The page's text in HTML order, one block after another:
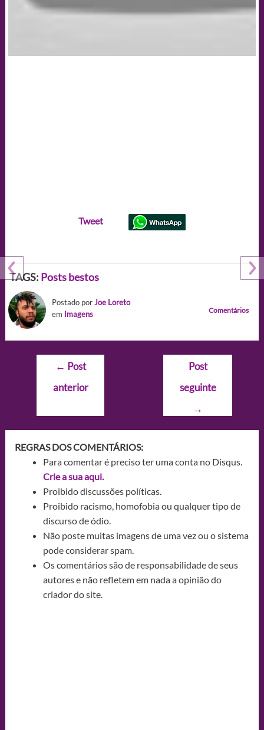
Tweet
TAGS: Posts bestos
Postado porJoe Loreto
em Imagens Comentários
Navegação
Post
← Post
anterior
Post
seguinte
→
REGRAS DOS COMENTÁRIOS:
Para comentar é preciso ter uma conta no Disqus.
Crie a sua aqui.
Proibido discussões políticas.
Proibido racismo, homofobia ou qualquer tipo de
discurso de ódio.
Não poste muitas imagens de uma vez ou o sistema
pode considerar spam.
Os comentários são de responsabilidade de seus
autores e não refletem em nada a opinião do
criador do site.